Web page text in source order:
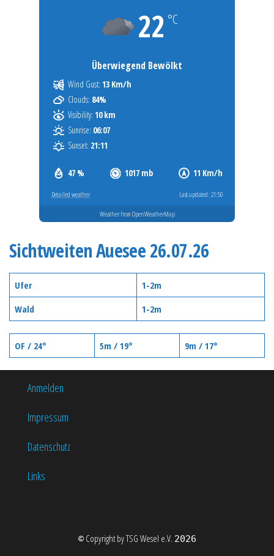
22 °C
Überwiegend Bewölkt
47 % 1017 mb 11 Km/h
Wind Gust: 13 Km/h
Clouds: 84%
Visibility: 10 km
Sunrise: 06:07
Sunset: 21:11
Detailed weather Last updated: 21:50
Weather from OpenWeatherMap
Sichtweiten Auesee 26.07.26
Ufer
1-2m
Wald
1-2m
OF / 24° 5m / 19° 9m / 17°
Anmelden
Impressum
Datenschutz
Links
©Copyright by TSG Wesel e.V. 2026